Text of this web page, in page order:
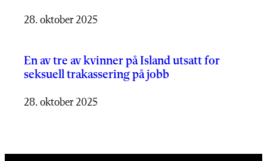
28. oktober 2025
En av tre av kvinner på Island utsatt for
seksuell trakassering på jobb
28. oktober 2025